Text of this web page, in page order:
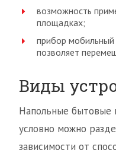
возможность
площадках;
прибор
позволяет
Виды
Напольные бытовые
условно можно
зависимости от